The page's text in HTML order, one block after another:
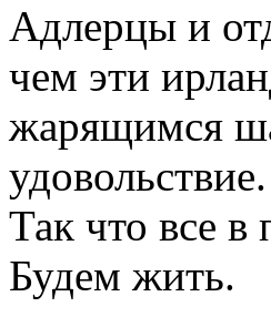
Адлерцы и
чем эти
жарящимся
Так что все
Будем жить.